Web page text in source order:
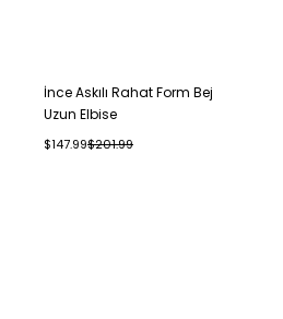
İnce Askılı Rahat Form Bej
Uzun Elbise
$147.99$201.99